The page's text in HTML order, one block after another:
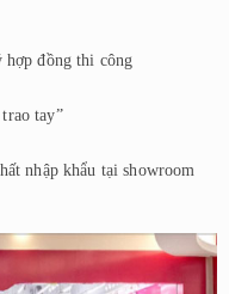
hợp đồng thi công
tay”
nhập khẩu tại showroom